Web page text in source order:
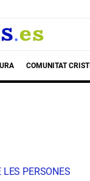
COMUNITAT
PERSONES